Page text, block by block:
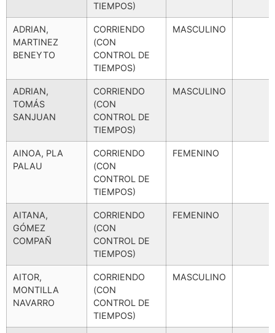
TIEMPOS)
ADRIAN,
MARTINEZ
BENEYTO
CORRIENDO
(CON
CONTROL DE
TIEMPOS)
MASCULINO
ADRIAN,
TOMÁS
SANJUAN
CORRIENDO
(CON
CONTROL DE
TIEMPOS)
MASCULINO
AINOA, PLA
PALAU
CORRIENDO
(CON
CONTROL DE
TIEMPOS)
FEMENINO
AITANA,
GÓMEZ
COMPAÑ
CORRIENDO
(CON
CONTROL DE
TIEMPOS)
FEMENINO
AITOR,
MONTILLA
NAVARRO
CORRIENDO
(CON
CONTROL DE
TIEMPOS)
MASCULINO